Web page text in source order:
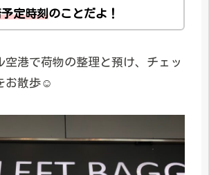
定時刻のことだよ！
空港で荷物の整理と預け、チェッ
お散歩☺